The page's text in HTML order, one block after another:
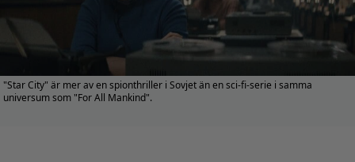
"Star City" är mer av en spionthriller i Sovjet än en sci-fi-serie i samma
universum som "For All Mankind".